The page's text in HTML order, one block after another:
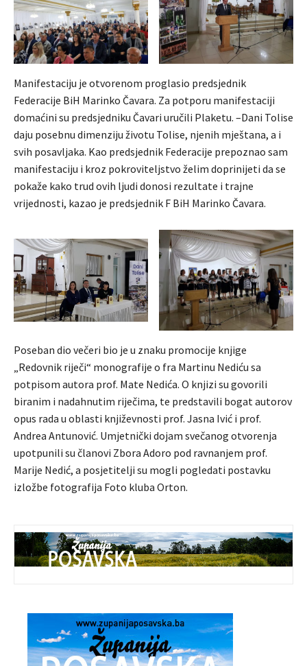
Manifestaciju je otvorenom proglasio predsjednik
Federacije BiH Marinko Čavara. Za potporu manifestaciji
domaćini su predsjedniku Čavari uručili Plaketu. –Dani Tolise
daju posebnu dimenziju životu Tolise, njenih mještana, a i
svih posavljaka. Kao predsjednik Federacije prepoznao sam
manifestaciju i kroz pokroviteljstvo želim doprinijeti da se
pokaže kako trud ovih ljudi donosi rezultate i trajne
vrijednosti, kazao je predsjednik F BiH Marinko Čavara.
Poseban dio večeri bio je u znaku promocije knjige
„Redovnik riječi“ monografije o fra Martinu Nediću sa
potpisom autora prof. Mate Nedića. O knjizi su govorili
biranim i nadahnutim riječima, te predstavili bogat autorov
opus rada u oblasti književnosti prof. Jasna Ivić i prof.
Andrea Antunović. Umjetnički dojam svečanog otvorenja
upotpunili su članovi Zbora Adoro pod ravnanjem prof.
Marije Nedić, a posjetitelji su mogli pogledati postavku
izložbe fotografija Foto kluba Orton.